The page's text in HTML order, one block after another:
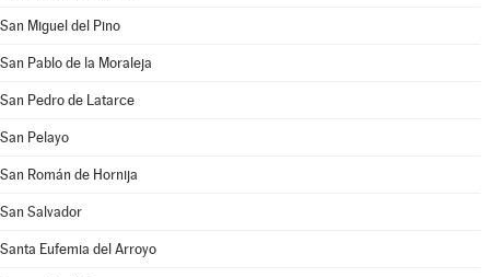
San Miguel del Pino
San Pablo de la Moraleja
San Pedro de Latarce
San Pelayo
San Román de Hornija
San Salvador
Santa Eufemia del Arroyo